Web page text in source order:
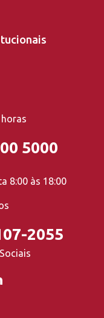
5000
8:00 às 18:00
2055